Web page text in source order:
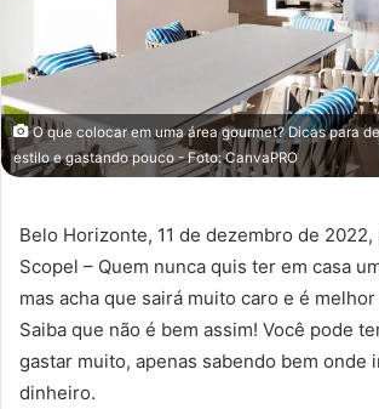
O que colocar em uma área gourmet? Dicas para
estilo e gastando pouco - Foto: CanvaPRO
Belo Horizonte, 11 de dezembro de
Scopel – Quem nunca quis ter em casa
mas acha que sairá muito caro e é
Saiba que não é bem assim! Você pode
gastar muito, apenas sabendo bem onde
dinheiro.